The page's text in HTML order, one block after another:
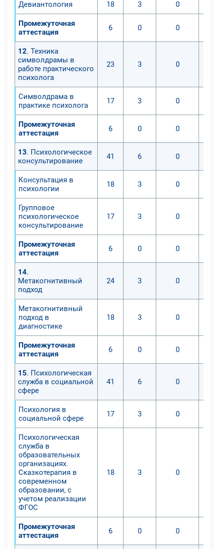
Девиантология 18 3 0
Промежуточная
аттестация
6 0 0
12. Техника
символдрамы в
работе практического
психолога
23 3 0
Символдрама в
практике психолога
17 3 0
Промежуточная
аттестация
6 0 0
13. Психологическое
консультирование
41 6 0
Консультация в
психологии
18 3 0
Групповое
психологическое
консультирование
17 3 0
Промежуточная
аттестация
6 0 0
14.
Метакогнитивный
подход
24 3 0
Метакогнитивный
подход в
диагностике
18 3 0
Промежуточная
аттестация
6 0 0
15. Психологическая
служба в социальной
сфере
41 6 0
Психология в
социальной сфере
17 3 0
Психологическая
служба в
образовательных
организациях.
Сказкотерапия в
современном
образовании, с
учетом реализации
ФГОС
18 3 0
Промежуточная
аттестация
6 0 0